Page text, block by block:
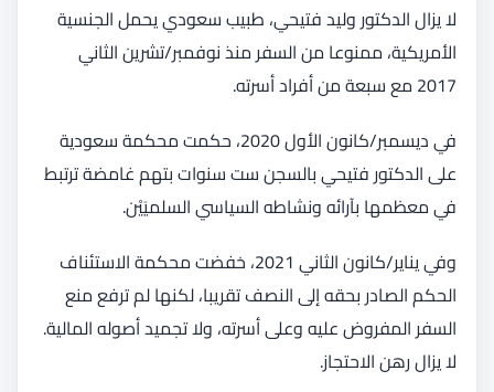
لا يزال الدكتور وليد فتيحي، طبيب سعودي يحمل الجنسية
الأمريكية، ممنوعا من السفر منذ نوفمبر/تشرين الثاني
2017 مع سبعة من أفراد أسرته.
في ديسمبر/كانون الأول 2020، حكمت محكمة سعودية
على الدكتور فتيحي بالسجن ست سنوات بتهم غامضة ترتبط
في معظمها بآرائه ونشاطه السياسي السلميَيْن.
وفي يناير/كانون الثاني 2021، خفضت محكمة الاستئناف
الحكم الصادر بحقه إلى النصف تقريبا، لكنها لم ترفع منع
السفر المفروض عليه وعلى أسرته، ولا تجميد أصوله المالية.
لا يزال رهن الاحتجاز.